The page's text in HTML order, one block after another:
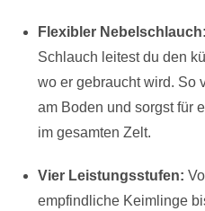
Flexibler Nebelschlauch:
Schlauch leitest du den
wo er gebraucht wird. So
am Boden und sorgst für
im gesamten Zelt.
Vier Leistungsstufen:
empfindliche Keimlinge